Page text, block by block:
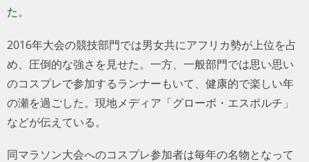
た。
2016年大会の競技部門では男女共にアフリカ勢が上位を占
め、圧倒的な強さを見せた。一方、一般部門では思い思い
のコスプレで参加するランナーもいて、健康的で楽しい年
の瀬を過ごした。現地メディア「グローボ・エスポルチ」
などが伝えている。
同マラソン大会へのコスプレ参加者は毎年の名物となって